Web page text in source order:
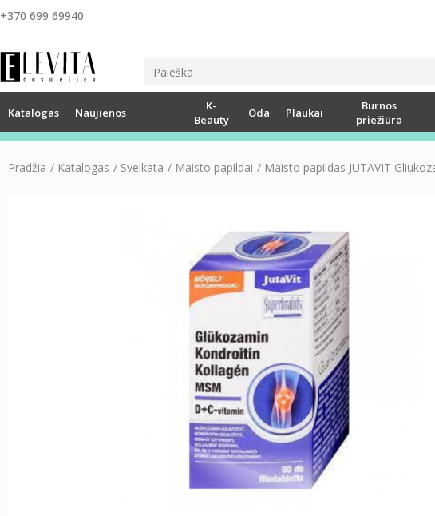
+370 699 69940
Katalogas Naujienos
K-
Beauty
Oda Plaukai
Burnos
priežiūra
Pradžia / Katalogas / Sveikata / Maisto papildai / Maisto papildas JUTAVIT